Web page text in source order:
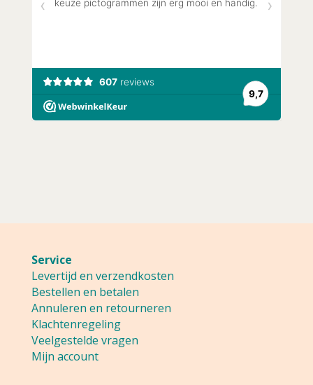
Service
Levertijd en verzendkosten
Bestellen en betalen
Annuleren en retourneren
Klachtenregeling
Veelgestelde vragen
Mijn account